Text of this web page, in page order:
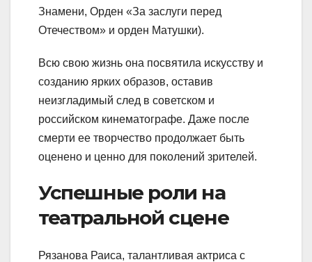
Знамени, Орден «За заслуги перед
Отечеством» и орден Матушки).
Всю свою жизнь она посвятила искусству и
созданию ярких образов, оставив
неизгладимый след в советском и
российском кинематографе. Даже после
смерти ее творчество продолжает быть
оценено и ценно для поколений зрителей.
Успешные роли на
театральной сцене
Рязанова Раиса, талантливая актриса с